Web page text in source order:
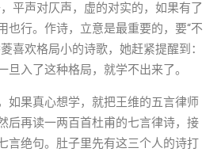
，平声对仄声，虚的对实的，如果有了
也行。作诗，立意是最重要的，要“不
喜欢格局小的诗歌，她赶紧提醒到：
旦入了这种格局，就学不出来了。
如果真心想学，就把王维的五言律师
后再读一两百首杜甫的七言律诗，接
言绝句。肚子里先有这三个人的诗打